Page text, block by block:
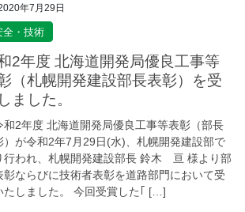
年7月29日
全・技術
2年度 北海道開発局優良工事等
（札幌開発建設部長表彰）を受
ました。
2年度 北海道開発局優良工事等表彰（部長
）が令和2年7月29日(水)、札幌開発建設部で
行われ、札幌開発建設部長 鈴木 亘 様より部
彰ならびに技術者表彰を道路部門において受
たしました。 今回受賞した｢ […]